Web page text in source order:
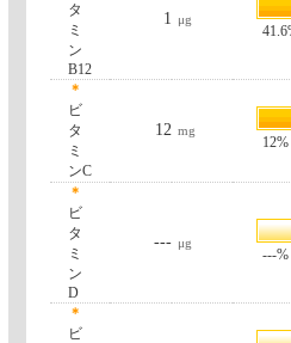
タ
ミ
ン
B12
1 μg
＊
ビ
タ
ミ
ンC
12 mg
12%
＊
ビ
タ
ミ
ン
D
--- μg
---%
＊
ビ